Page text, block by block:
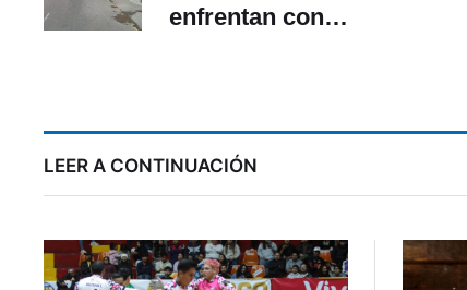
enfrentan con
LEER A CONTINUACIÓN